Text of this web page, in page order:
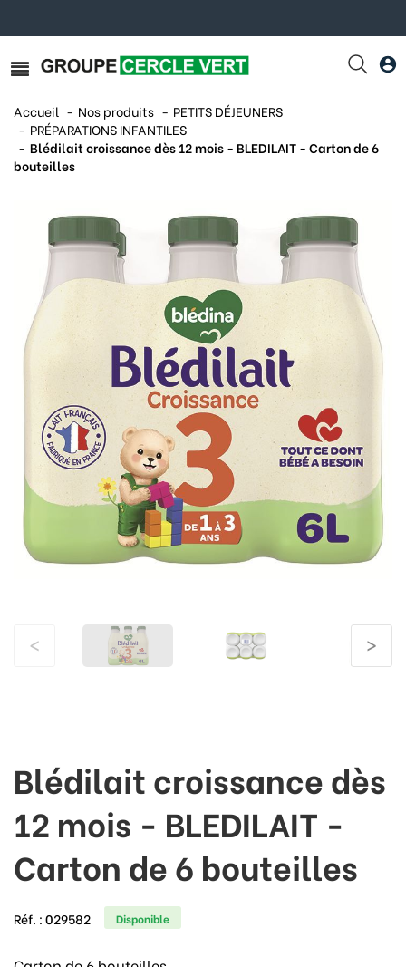
Accueil Nos produits
PETITS DÉJEUNERS
PRÉPARATIONS INFANTILES
Blédilait croissance dès 12 mois - BLEDILAIT - Carton de 6
bouteilles
< >
Blédilait croissance dès
12 mois - BLEDILAIT -
Carton de 6 bouteilles
Réf. :029582 Disponible